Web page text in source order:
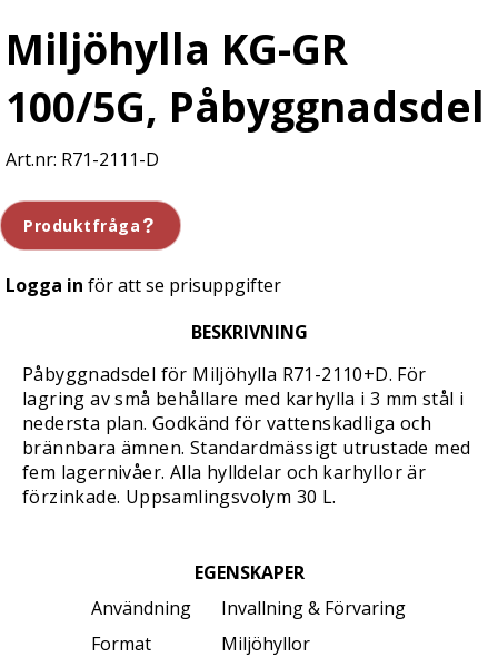
Miljöhylla KG-GR
100/5G, Påbyggnadsdel
R71-2111-D
Produktfråga
Logga in för att se prisuppgifter
BESKRIVNING
Påbyggnadsdel för Miljöhylla R71-2110+D. För
lagring av små behållare med karhylla i 3 mm stål i
nedersta plan. Godkänd för vattenskadliga och
brännbara ämnen. Standardmässigt utrustade med
fem lagernivåer. Alla hylldelar och karhyllor är
förzinkade. Uppsamlingsvolym 30 L.
EGENSKAPER
Användning
Invallning & Förvaring
Format
Miljöhyllor